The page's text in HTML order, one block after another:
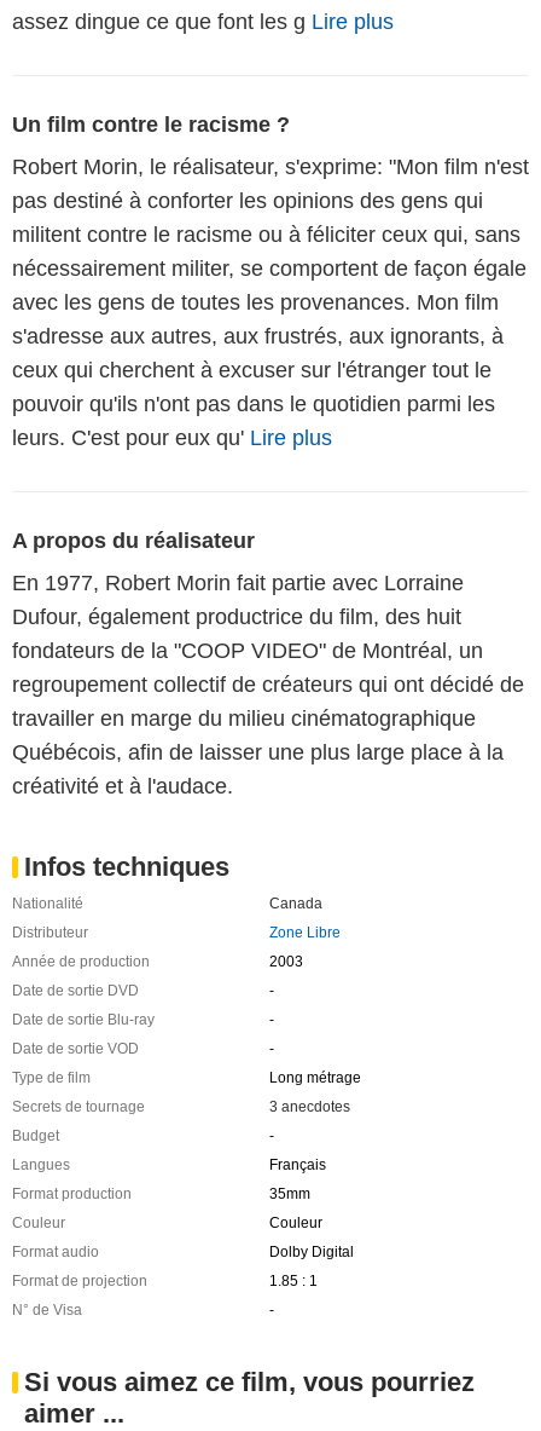
assez dingue ce que font les g Lire plus
Un film contre le racisme ?
Robert Morin, le réalisateur, s'exprime: "Mon film n'est
pas destiné à conforter les opinions des gens qui
militent contre le racisme ou à féliciter ceux qui, sans
nécessairement militer, se comportent de façon égale
avec les gens de toutes les provenances. Mon film
s'adresse aux autres, aux frustrés, aux ignorants, à
ceux qui cherchent à excuser sur l'étranger tout le
pouvoir qu'ils n'ont pas dans le quotidien parmi les
leurs. C'est pour eux qu' Lire plus
A propos du réalisateur
En 1977, Robert Morin fait partie avec Lorraine
Dufour, également productrice du film, des huit
fondateurs de la "COOP VIDEO" de Montréal, un
regroupement collectif de créateurs qui ont décidé de
travailler en marge du milieu cinématographique
Québécois, afin de laisser une plus large place à la
créativité et à l'audace.
Infos techniques
Nationalité
Canada
Distributeur
Zone Libre
Année de production
2003
Date de sortie DVD
-
Date de sortie Blu-ray
-
Date de sortie VOD
-
Type de film
Long métrage
Secrets de tournage
3 anecdotes
Budget
-
Langues
Français
Format production
35mm
Couleur
Couleur
Format audio
Dolby Digital
Format de projection
1.85 : 1
N° de Visa
-
Si vous aimez ce film, vous pourriez
aimer ...